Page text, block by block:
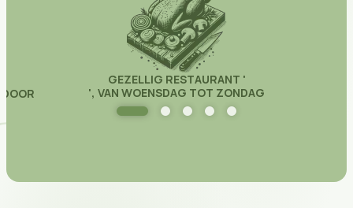
GEZELLIG RESTAURANT '
', VAN WOENSDAG TOT ZONDAG